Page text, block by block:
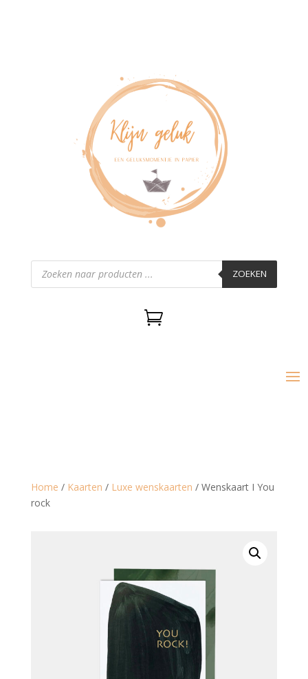
Producten
zoeken ZOEKEN

Home / Kaarten / Luxe wenskaarten / Wenskaart I You
rock